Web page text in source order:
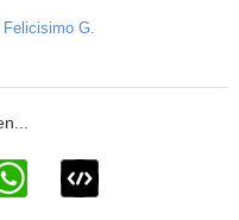
Felicisimo G.